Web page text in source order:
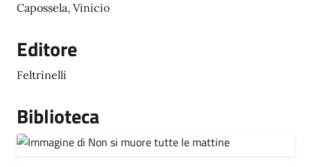
Capossela, Vinicio
Editore
Feltrinelli
Biblioteca